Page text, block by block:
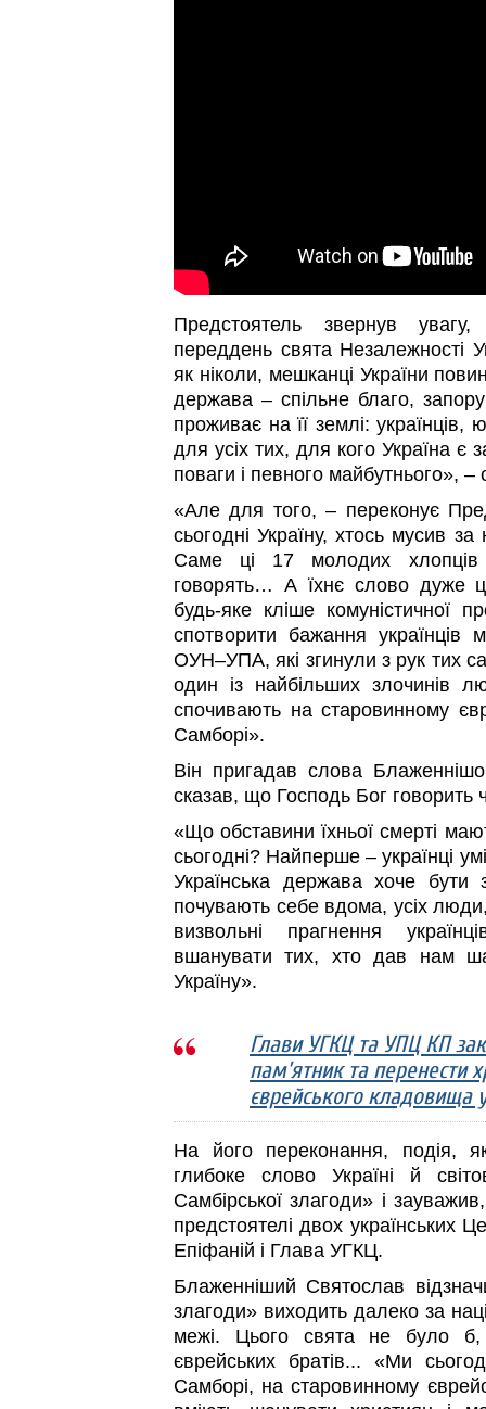
Предстоятель звернув
переддень свята Незалежності
як ніколи, мешканці України
держава – спільне благо,
проживає на її землі:
для усіх тих, для кого Україна є
поваги і певного майбутнього», –
«Але для того, – переконує
сьогодні Україну, хтось мусив
Саме ці 17 молодих хлопців
говорять… А їхнє слово дуже
будь-яке кліше комуністичної
спотворити бажання
ОУН–УПА, які згинули з рук тих
один із найбільших злочинів
спочивають на старовинному
Самборі».
Він пригадав слова
сказав, що Господь Бог говорить
«Що обставини їхньої смерті
сьогодні? Найперше – українці
Українська держава хоче
почувають себе вдома, усіх
визвольні прагнення
вшанувати тих, хто дав нам
Україну».
Глави УГКЦ та УПЦ КП
пам’ятник та перенести
єврейського кладовища
На його переконання, подія,
глибоке слово Україні й
Самбірської злагоди» і
предстоятелі двох українських
Епіфаній і Глава УГКЦ.
Блаженніший Святослав
злагоди» виходить далеко за
межі. Цього свята не було
єврейських братів... «Ми
Самборі, на старовинному